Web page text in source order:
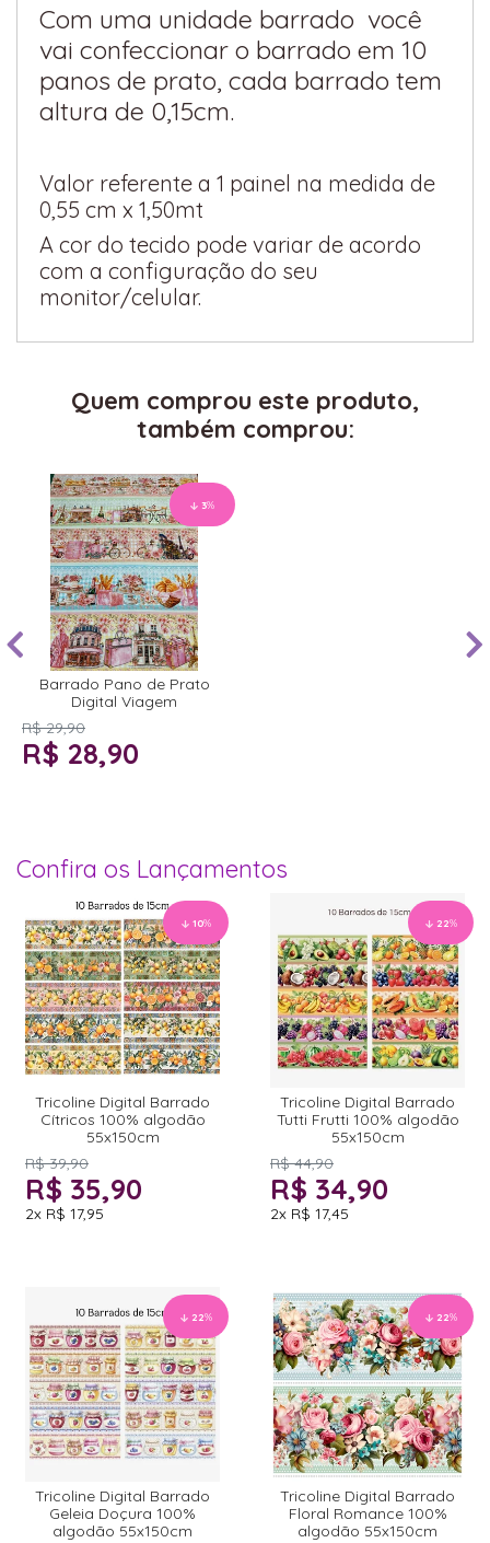
Com uma unidade barrado você
vai confeccionar o barrado em 10
panos de prato, cada barrado tem
altura de 0,15cm.
Valor referente a 1 painel na medida de
0,55 cm x 1,50mt
A cor do tecido pode variar de acordo
com a configuração do seu
monitor/celular.
Quem comprou este produto,
também comprou:
3%
Barrado Pano de Prato
Digital Viagem
R$ 29,90
R$ 28,90
Confira os Lançamentos
10%
Tricoline Digital Barrado
Cítricos 100% algodão
55x150cm
R$ 39,90
R$ 35,90
2x R$ 17,95
22%
Tricoline Digital Barrado
Tutti Frutti 100% algodão
55x150cm
R$ 44,90
R$ 34,90
2x R$ 17,45
22%
Tricoline Digital Barrado
Geleia Doçura 100%
algodão 55x150cm
22%
Tricoline Digital Barrado
Floral Romance 100%
algodão 55x150cm